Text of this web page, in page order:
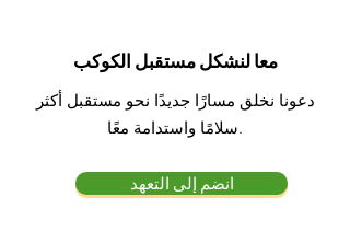
معا لنشكل مستقبل الكوكب
دعونا نخلق مسارًا جديدًا نحو مستقبل أكثر
سلامًا واستدامة معًا.
انضم إلى التعهد